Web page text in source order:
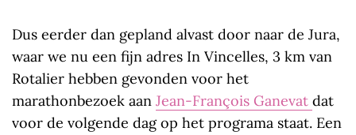
Dus eerder dan gepland alvast door naar de Jura,
waar we nu een fijn adres In Vincelles, 3 km van
Rotalier hebben gevonden voor het
marathonbezoek aan Jean-François Ganevat dat
voor de volgende dag op het programa staat. Een